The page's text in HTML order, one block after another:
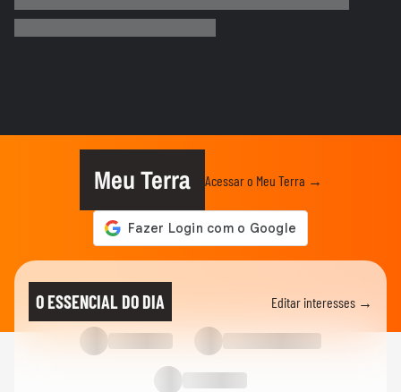
pessoas com deficiência visual em...
Fabiana Karla fala sobre
representatividade antes de voltar à...
Incêndio em quadra de escola de samba
deixa um morto no RJ
Bloco de carnaval inspirado em ‘Vale Tudo’
toma ruas do centro do...
Meu Terra Acessar o Meu Terra →
O ESSENCIAL DO DIA Editar interesses →